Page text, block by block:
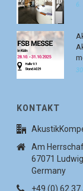
6.
KONTAKT
Am
67071
Germany
+49 (0) 62